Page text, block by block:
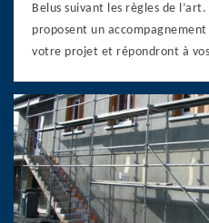
Belus suivant les règles de
proposent un
votre projet et répondront à